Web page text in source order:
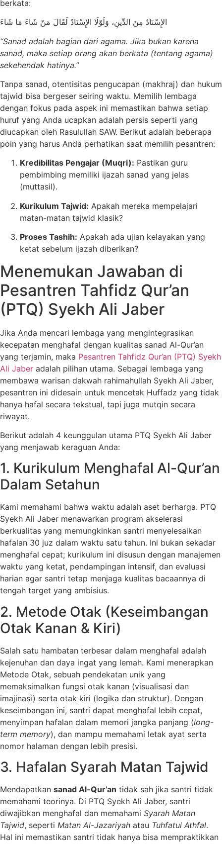
berkata:
الإِسْنَادُ مِنَ الدِّينِ، وَلَوْلَا الإِسْنَادُ لَقَالَ مَنْ شَاءَ مَا شَاءَ
“Sanad adalah bagian dari agama. Jika bukan karena
sanad, maka setiap orang akan berkata (tentang agama)
sekehendak hatinya.”
Tanpa sanad, otentisitas pengucapan (makhraj) dan hukum
tajwid bisa bergeser seiring waktu. Memilih lembaga
dengan fokus pada aspek ini memastikan bahwa setiap
huruf yang Anda ucapkan adalah persis seperti yang
diucapkan oleh Rasulullah SAW. Berikut adalah beberapa
poin yang harus Anda perhatikan saat memilih pesantren:
Kredibilitas Pengajar (Muqri): Pastikan guru
pembimbing memiliki ijazah sanad yang jelas
(muttasil).
Kurikulum Tajwid: Apakah mereka mempelajari
matan-matan tajwid klasik?
Proses Tashih: Apakah ada ujian kelayakan yang
ketat sebelum ijazah diberikan?
Menemukan Jawaban di
Pesantren Tahfidz Qur’an
(PTQ) Syekh Ali Jaber
Jika Anda mencari lembaga yang mengintegrasikan
kecepatan menghafal dengan kualitas sanad Al-Qur’an
yang terjamin, maka Pesantren Tahfidz Qur’an (PTQ) Syekh
Ali Jaber adalah pilihan utama. Sebagai lembaga yang
membawa warisan dakwah rahimahullah Syekh Ali Jaber,
pesantren ini didesain untuk mencetak Huffadz yang tidak
hanya hafal secara tekstual, tapi juga mutqin secara
riwayat.
Berikut adalah 4 keunggulan utama PTQ Syekh Ali Jaber
yang menjawab keraguan Anda:
1. Kurikulum Menghafal Al-Qur’an
Dalam Setahun
Kami memahami bahwa waktu adalah aset berharga. PTQ
Syekh Ali Jaber menawarkan program akselerasi
berkualitas yang memungkinkan santri menyelesaikan
hafalan 30 juz dalam waktu satu tahun. Ini bukan sekadar
menghafal cepat; kurikulum ini disusun dengan manajemen
waktu yang ketat, pendampingan intensif, dan evaluasi
harian agar santri tetap menjaga kualitas bacaannya di
tengah target yang ambisius.
2. Metode Otak (Keseimbangan
Otak Kanan & Kiri)
Salah satu hambatan terbesar dalam menghafal adalah
kejenuhan dan daya ingat yang lemah. Kami menerapkan
Metode Otak, sebuah pendekatan unik yang
memaksimalkan fungsi otak kanan (visualisasi dan
imajinasi) serta otak kiri (logika dan struktur). Dengan
keseimbangan ini, santri dapat menghafal lebih cepat,
menyimpan hafalan dalam memori jangka panjang (long-
term memory), dan mampu memahami letak ayat serta
nomor halaman dengan lebih presisi.
3. Hafalan Syarah Matan Tajwid
Mendapatkan sanad Al-Qur’an tidak sah jika santri tidak
memahami teorinya. Di PTQ Syekh Ali Jaber, santri
diwajibkan menghafal dan memahami Syarah Matan
Tajwid, seperti Matan Al-Jazariyah atau Tuhfatul Athfal.
Hal ini memastikan santri tidak hanya bisa mempraktikkan